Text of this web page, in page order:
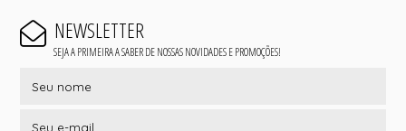
NEWSLETTER
SEJA A PRIMEIRA A SABER DE NOSSAS NOVIDADES E PROMOÇÕES!